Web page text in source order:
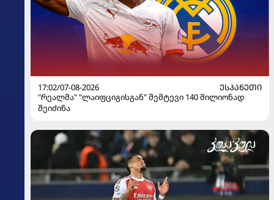
17:02/07-08-2026
ᲔᲡᲞᲐᲜᲔᲗᲘ
"რეალმა" "ლაიფციგისგან" შემტევი 140 მილიონად
შეიძინა